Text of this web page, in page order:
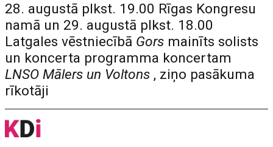
28. augustā plkst. 19.00 Rīgas Kongresu
namā un 29. augustā plkst. 18.00
Latgales vēstniecībā Gors mainīts solists
un koncerta programma koncertam
LNSO Mālers un Voltons , ziņo pasākuma
rīkotāji